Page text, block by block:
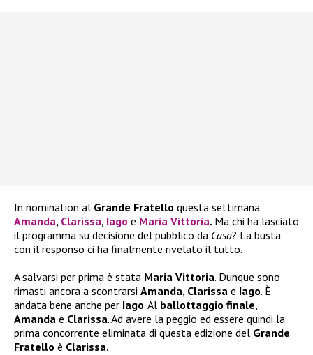
In nomination al Grande Fratello questa settimana
Amanda, Clarissa, Iago e Maria Vittoria. Ma chi ha lasciato
il programma su decisione del pubblico da Casa? La busta
con il responso ci ha finalmente rivelato il tutto.
A salvarsi per prima è stata Maria Vittoria. Dunque sono
rimasti ancora a scontrarsi Amanda, Clarissa e Iago. È
andata bene anche per Iago. Al ballottaggio finale,
Amanda e Clarissa. Ad avere la peggio ed essere quindi la
prima concorrente eliminata di questa edizione del Grande
Fratello è Clarissa.